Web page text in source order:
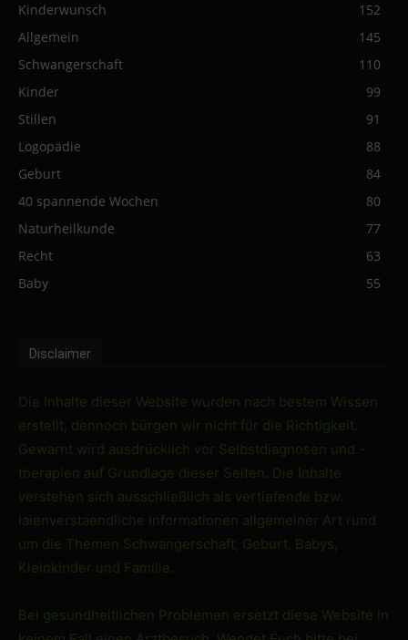
Kinderwunsch
152
Allgemein
145
Schwangerschaft
110
Kinder
99
Stillen
91
Logopädie
88
Geburt
84
40 spannende Wochen
80
Naturheilkunde
77
Recht
63
Baby
55
Disclaimer
Die Inhalte dieser Website wurden nach bestem Wissen
erstellt, dennoch bürgen wir nicht für die Richtigkeit.
Gewarnt wird ausdrücklich vor Selbstdiagnosen und -
therapien auf Grundlage dieser Seiten. Die Inhalte
verstehen sich ausschließlich als vertiefende bzw.
laienverstaendliche Informationen allgemeiner Art rund
um die Themen Schwangerschaft, Geburt, Babys,
Kleinkinder und Familie.
Bei gesundheitlichen Problemen ersetzt diese Website in